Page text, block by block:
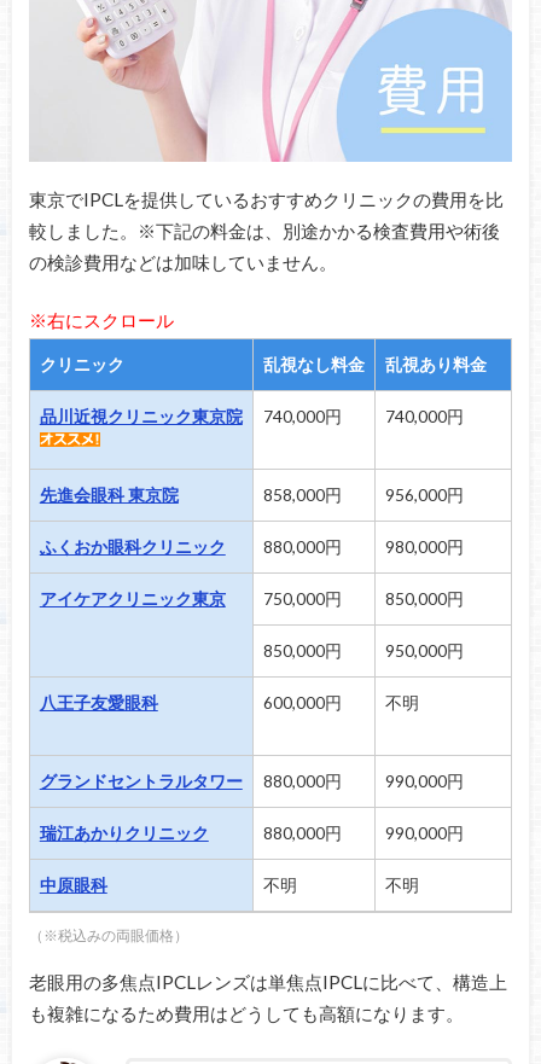
東京でIPCLを提供しているおすすめクリニックの費用を比
較しました。※下記の料金は、別途かかる検査費用や術後
の検診費用などは加味していません。
※右にスクロール
クリニック 乱視なし料金 乱視あり料金
品川近視クリニック東京院 740,000円 740,000円
先進会眼科 東京院 858,000円 956,000円
ふくおか眼科クリニック 880,000円 980,000円
アイケアクリニック東京 750,000円 850,000円
850,000円 950,000円
八王子友愛眼科 600,000円 不明
グランドセントラルタワー 880,000円 990,000円
瑞江あかりクリニック 880,000円 990,000円
中原眼科 不明 不明
（※税込みの両眼価格）
老眼用の多焦点IPCLレンズは単焦点IPCLに比べて、構造上
も複雑になるため費用はどうしても高額になります。